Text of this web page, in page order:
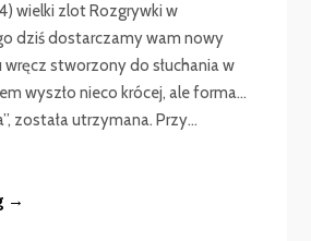
wielki zlot Rozgrywki w
dziś dostarczamy wam nowy
stworzony do słuchania w
wyszło nieco krócej, ale forma…
została utrzymana. Przy...
→